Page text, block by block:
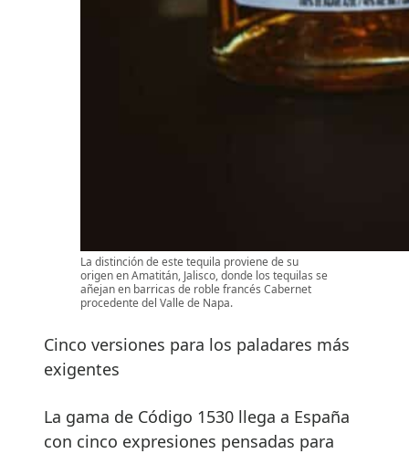
La distinción de este tequila proviene de su
origen en Amatitán, Jalisco, donde los tequilas se
añejan en barricas de roble francés Cabernet
procedente del Valle de Napa.
Cinco versiones para los paladares más
exigentes
La gama de Código 1530 llega a España
con cinco expresiones pensadas para